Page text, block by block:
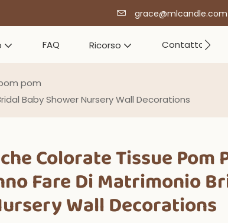
grace@mlcandle.com
FAQ Ricorso Contatto
pom
Baby Shower Nursery Wall Decorations
Colorate Tissue Pom
Fare Di Matrimonio
Wall Decorations